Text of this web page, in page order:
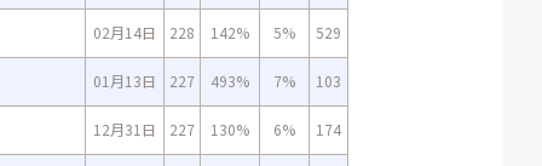
02月14日 228 142% 5% 529
01月13日 227 493% 7% 103
12月31日 227 130% 6% 174